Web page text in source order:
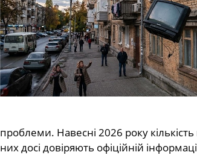
проблеми. Навесні 2026 року
них досі довіряють офіційній